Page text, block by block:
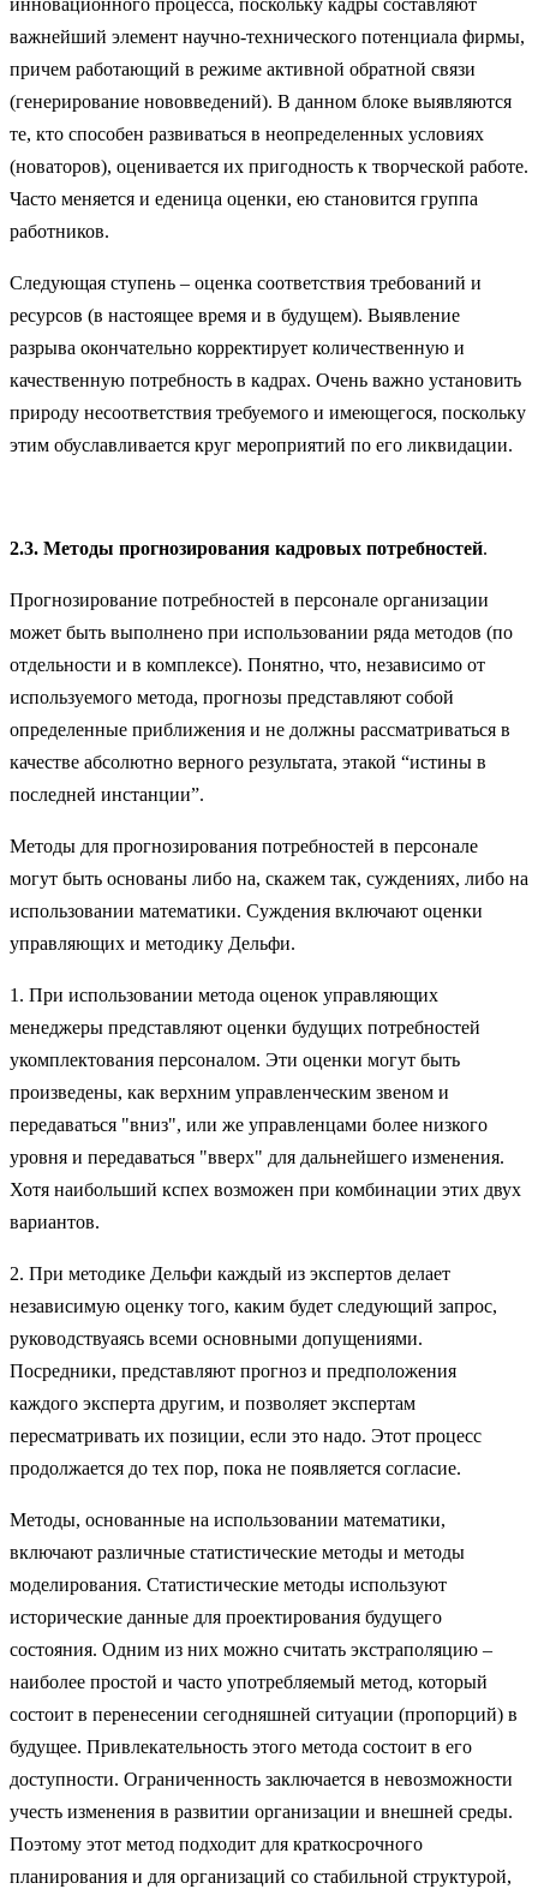
инновационного процесса, поскольку кадры составляют
важнейший элемент научно-технического потенциала фирмы,
причем работающий в режиме активной обратной связи
(генерирование нововведений). В данном блоке выявляются
те, кто способен развиваться в неопределенных условиях
(новаторов), оценивается их пригодность к творческой работе.
Часто меняется и еденица оценки, ею становится группа
работников.
Следующая ступень – оценка соответствия требований и
ресурсов (в настоящее время и в будущем). Выявление
разрыва окончательно корректирует количественную и
качественную потребность в кадрах. Очень важно установить
природу несоответствия требуемого и имеющегося, поскольку
этим обуславливается круг мероприятий по его ликвидации.
2.3. Методы прогнозирования кадровых потребностей.
Прогнозирование потребностей в персонале организации
может быть выполнено при использовании ряда методов (по
отдельности и в комплексе). Понятно, что, независимо от
используемого метода, прогнозы представляют собой
определенные приближения и не должны рассматриваться в
качестве абсолютно верного результата, этакой “истины в
последней инстанции”.
Методы для прогнозирования потребностей в персонале
могут быть основаны либо на, скажем так, суждениях, либо на
использовании математики. Суждения включают оценки
управляющих и методику Дельфи.
1. При использовании метода оценок управляющих
менеджеры представляют оценки будущих потребностей
укомплектования персоналом. Эти оценки могут быть
произведены, как верхним управленческим звеном и
передаваться "вниз", или же управленцами более низкого
уровня и передаваться "вверх" для дальнейшего изменения.
Хотя наибольший кспех возможен при комбинации этих двух
вариантов.
2. При методике Дельфи каждый из экспертов делает
независимую оценку того, каким будет следующий запрос,
руководствуаясь всеми основными допущениями.
Посредники, представляют прогноз и предположения
каждого эксперта другим, и позволяет экспертам
пересматривать их позиции, если это надо. Этот процесс
продолжается до тех пор, пока не появляется согласие.
Методы, основанные на использовании математики,
включают различные статистические методы и методы
моделирования. Статистические методы используют
исторические данные для проектирования будущего
состояния. Одним из них можно считать экстраполяцию –
наиболее простой и часто употребляемый метод, который
состоит в перенесении сегодняшней ситуации (пропорций) в
будущее. Привлекательность этого метода состоит в его
доступности. Ограниченность заключается в невозможности
учесть изменения в развитии организации и внешней среды.
Поэтому этот метод подходит для краткосрочного
планирования и для организаций со стабильной структурой,